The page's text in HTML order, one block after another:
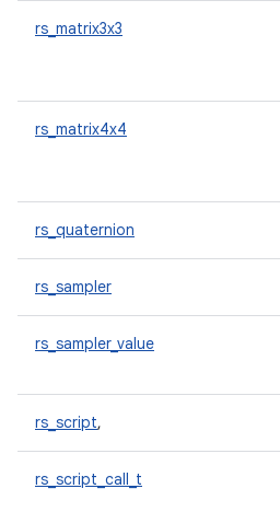
rs_matrix3x3
rs_matrix4x4
rs_quaternion
rs_sampler
rs_sampler_value
rs_script,
rs_script_call_t